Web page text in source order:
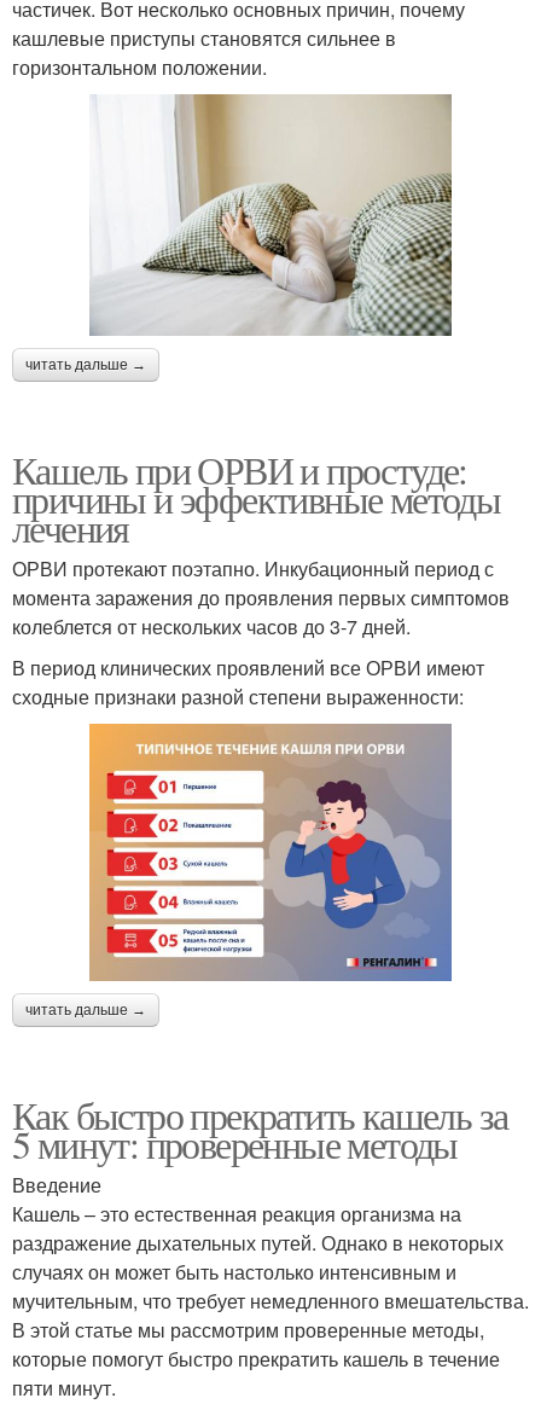
частичек. Вот несколько основных причин, почему
кашлевые приступы становятся сильнее в
горизонтальном положении.
читать дальше →
Кашель при ОРВИ и простуде:
причины и эффективные методы
лечения
ОРВИ протекают поэтапно. Инкубационный период с
момента заражения до проявления первых симптомов
колеблется от нескольких часов до 3-7 дней.
В период клинических проявлений все ОРВИ имеют
сходные признаки разной степени выраженности:
читать дальше →
Как быстро прекратить кашель за
5 минут: проверенные методы
Введение
Кашель – это естественная реакция организма на
раздражение дыхательных путей. Однако в некоторых
случаях он может быть настолько интенсивным и
мучительным, что требует немедленного вмешательства.
В этой статье мы рассмотрим проверенные методы,
которые помогут быстро прекратить кашель в течение
пяти минут.